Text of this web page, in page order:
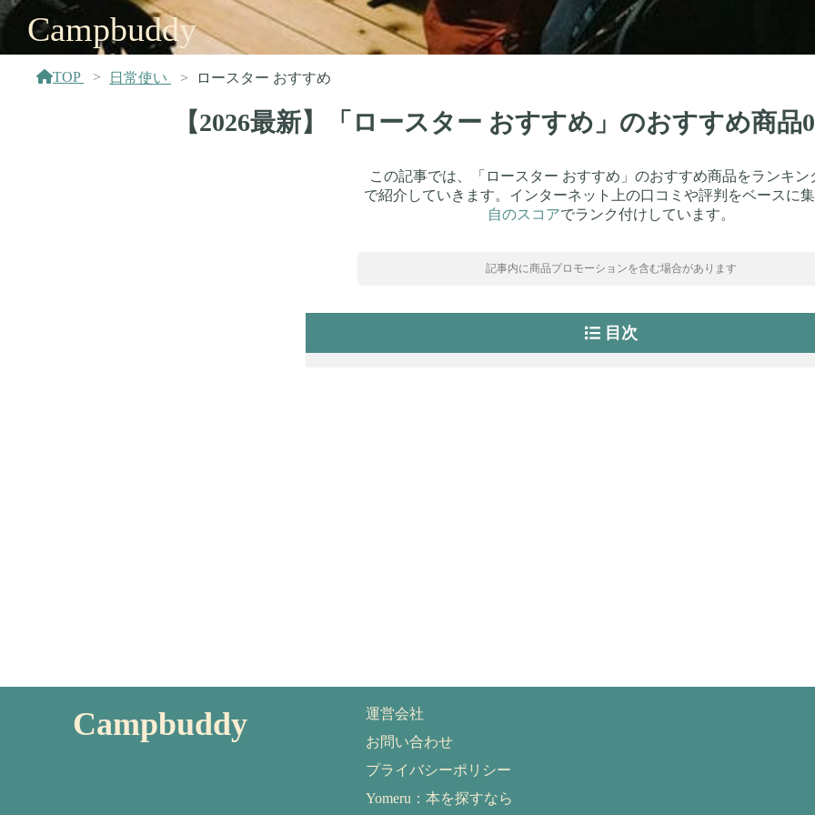
Campbuddy
TOP 日常使い ロースター おすすめ
【2026最新】「ロースター おすすめ」のおすすめ商
この記事では、「ロースター おすすめ」のおすすめ商品をランキン
で紹介していきます。インターネット上の口コミや評判をベースに
自のスコアでランク付けしています。
記事内に商品プロモーションを含む場合があります
目次
Campbuddy
運営会社
お問い合わせ
プライバシーポリシー
Yomeru：本を探すなら